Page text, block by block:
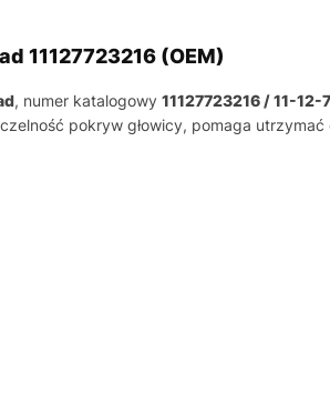
11127723216 (OEM)
, numer katalogowy 11127723216 / 11-
pokryw głowicy, pomaga